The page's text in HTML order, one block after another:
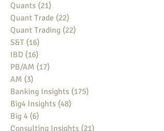
Quants (21)
Quant Trade (22)
Quant Trading (22)
S&T (16)
IBD (16)
PB/AM (17)
AM (3)
Banking Insights (175)
Big4 Insights (48)
Big 4 (6)
Consulting Insights (21)